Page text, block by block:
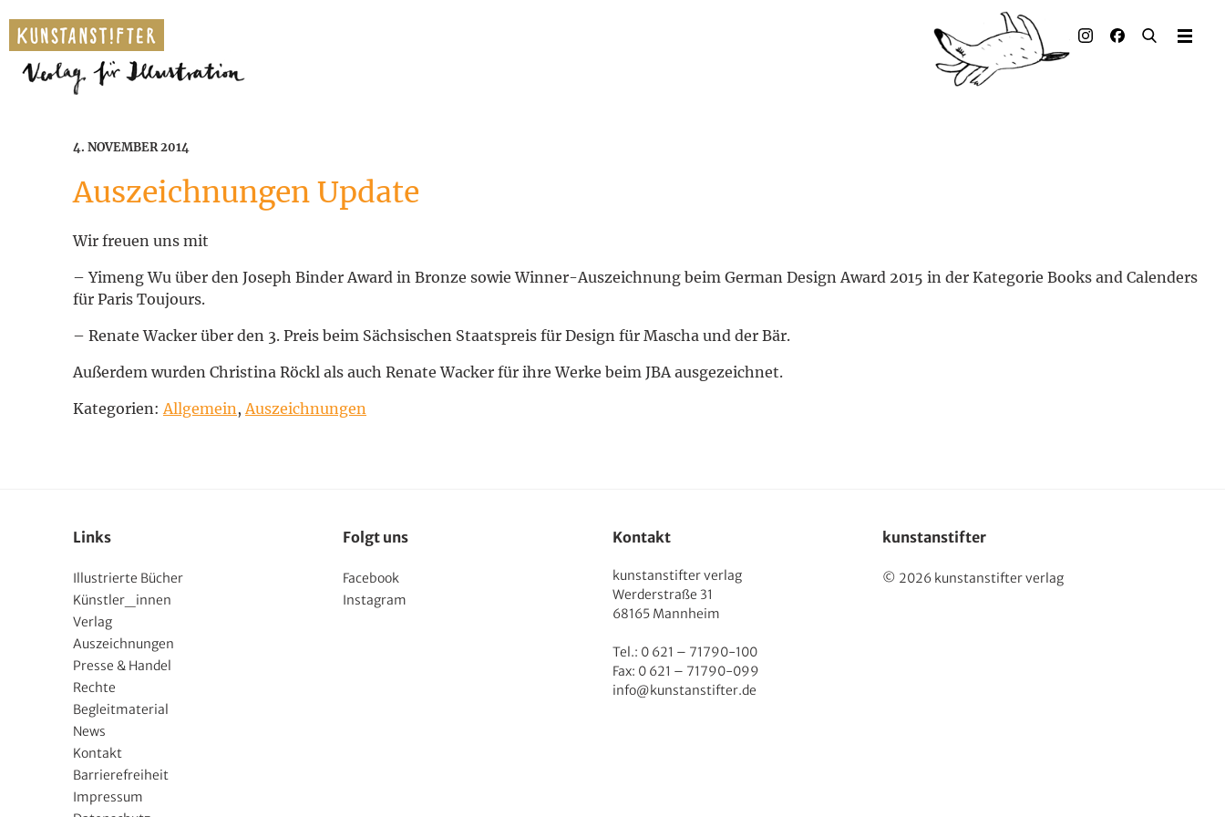
4. NOVEMBER 2014
Auszeichnungen Update
Wir freuen uns mit
– Yimeng Wu über den Joseph Binder Award in Bronze sowie Winner-Auszeichnung beim German Design Award 2015 in der Kategorie Books and Calenders
für Paris Toujours.
– Renate Wacker über den 3. Preis beim Sächsischen Staatspreis für Design für Mascha und der Bär.
Außerdem wurden Christina Röckl als auch Renate Wacker für ihre Werke beim JBA ausgezeichnet.
Kategorien: Allgemein , Auszeichnungen
Links
Illustrierte Bücher
Künstler_innen
Verlag
Auszeichnungen
Presse & Handel
Rechte
Begleitmaterial
News
Kontakt
Barrierefreiheit
Impressum
Folgt uns
Facebook
Instagram
Kontakt
kunstanstifter verlag
Werderstraße 31
68165 Mannheim
Tel.: 0 621 – 71790-100
Fax: 0 621 – 71790-099
info@kunstanstifter.de
kunstanstifter
© 2026 kunstanstifter verlag
Illustrierte Bücher
Rechte